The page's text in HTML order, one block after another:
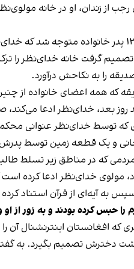
رجب از زندان، او در خانه
صدیقه را به نکاحش درآورد.
که همه اعضای خانواده از
روز بعد، خدای‌نظر ادعا
که توسط خدای‌نظر عنوانی
و یک قطعه زمین توسط
که در مناطق زیر تسلط
مولوی خدای‌نظر ادعا کرده
به آیه‌ای از قرآن استناد
را حبس کرده بودند و به زور از او
که افغانستان اینترنشنال آن
دخترش تصمیم بگیرد. به